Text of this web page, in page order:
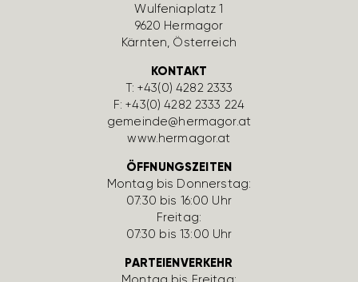
Wulfe­nia­platz 1
9620 Hermagor
Kärnten, Öster­reich
KONTAKT
T:+43(0) 4282 2333
F: +43(0) 4282 2333 224
gemeinde@hermagor.at
www.hermagor.at
ÖFFNUNGSZEITEN
Montag bis Donnerstag:
07:30 bis 16:00 Uhr
Freitag:
07:30 bis 13:00 Uhr
PARTEIENVERKEHR